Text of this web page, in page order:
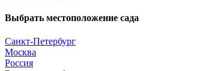
Выбрать местоположение сада
Санкт-Петербург
Москва
Россия